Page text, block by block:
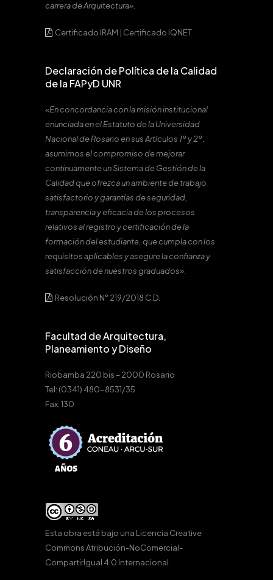
carrera de Arquitectura».
Certificado IRAM | Certificado IQNET
Declaración de Política de la Calidad
de la FAPyD UNR
«En concordancia con la misión institucional
enunciada en el Estatuto de la Universidad
Nacional de Rosario en sus Artículos 1º y 2º,
asumimos el compromiso de mejorar
continuamente un Sistema de Gestión de la
Calidad que ofrezca un ambiente de trabajo
satisfactorio y garantías de seguridad,
transparencia y eficacia de los procesos
relativos al registro y certificación de la
formación del estudiante, que cumpla con los
requisitos aplicables y asegure la confianza y
satisfacción de nuestros graduados».
Resolución N° 219/2018 C.D.
Facultad de Arquitectura,
Planeamiento y Diseño
Riobamba 220 bis – 2000 Rosario
Tel: (0341) 480-8531/35
Fax: 130
Esta obra está bajo una Licencia Creative
Commons Atribución-NoComercial-
CompartirIgual 4.0 Internacional.